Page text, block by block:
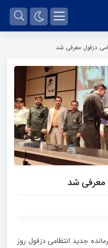
دزفول معرفی شد
معرفی شد
از ایرنا فرمانده جدید انتظامی دزفول روز